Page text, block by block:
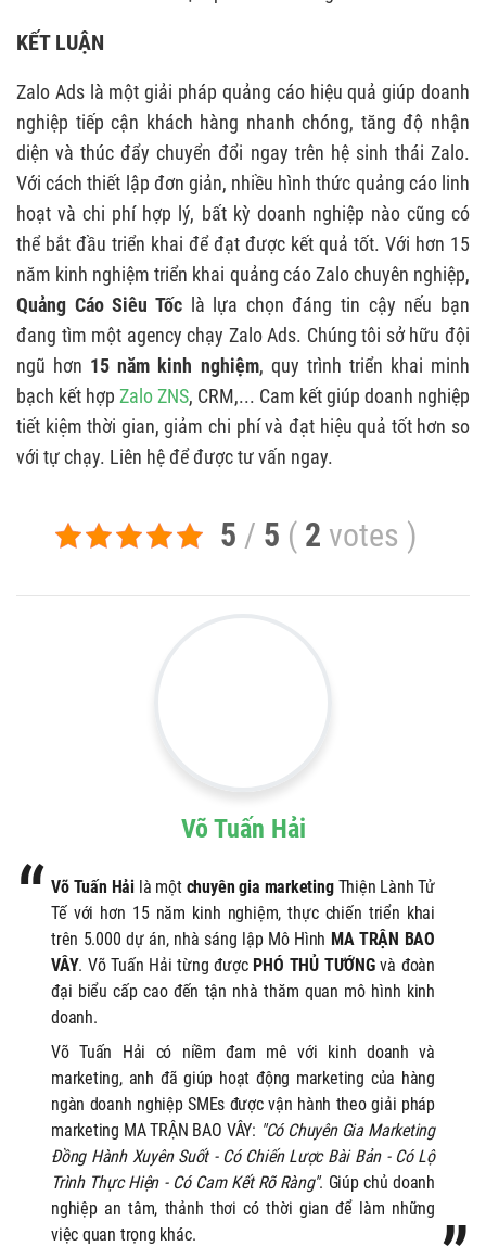
KẾT LUẬN
Zalo Ads là một giải pháp quảng cáo hiệu quả giúp doanh
nghiệp tiếp cận khách hàng nhanh chóng, tăng độ nhận
diện và thúc đẩy chuyển đổi ngay trên hệ sinh thái Zalo.
Với cách thiết lập đơn giản, nhiều hình thức quảng cáo linh
hoạt và chi phí hợp lý, bất kỳ doanh nghiệp nào cũng có
thể bắt đầu triển khai để đạt được kết quả tốt. Với hơn 15
năm kinh nghiệm triển khai quảng cáo Zalo chuyên nghiệp,
Quảng Cáo Siêu Tốclà lựa chọn đáng tin cậy nếu bạn
đang tìm một agency chạy Zalo Ads. Chúng tôi sở hữu đội
ngũ hơn 15 năm kinh nghiệm, quy trình triển khai minh
bạch kết hợp Zalo ZNS, CRM,... Cam kết giúp doanh nghiệp
tiết kiệm thời gian, giảm chi phí và đạt hiệu quả tốt hơn so
với tự chạy. Liên hệ để được tư vấn ngay.
5 / 5 ( 2 votes )
Võ Tuấn Hải
Võ Tuấn Hảilà một chuyên gia marketingThiện Lành Tử
Tế với hơn 15 năm kinh nghiệm, thực chiến triển khai
trên 5.000 dự án, nhà sáng lập Mô Hình MA TRẬN BAO
VÂY. Võ Tuấn Hải từng được PHÓ THỦ TƯỚNGvà đoàn
đại biểu cấp cao đến tận nhà thăm quan mô hình kinh
doanh.
Võ Tuấn Hải có niềm đam mê với kinh doanh và
marketing, anh đã giúp hoạt động marketing của hàng
ngàn doanh nghiệp SMEs được vận hành theo giải pháp
marketing MA TRẬN BAO VÂY: "Có Chuyên Gia Marketing
Đồng Hành Xuyên Suốt - Có Chiến Lược Bài Bản - Có Lộ
Trình Thực Hiện - Có Cam Kết Rõ Ràng". Giúp chủ doanh
nghiệp an tâm, thảnh thơi có thời gian để làm những
việc quan trọng khác.